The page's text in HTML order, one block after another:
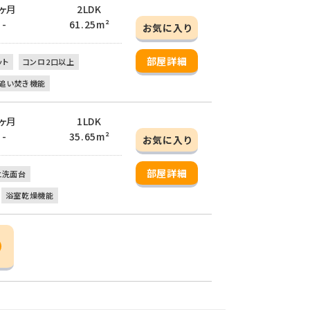
月
2LDK
61.25m²
お気に入り
部屋詳細
コンロ2口以上
い焚き機能
月
1LDK
35.65m²
お気に入り
部屋詳細
面台
浴室乾燥機能